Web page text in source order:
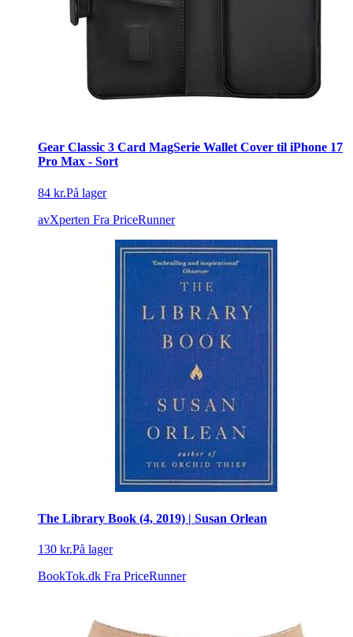
Gear Classic 3 Card MagSerie Wallet Cover til iPhone 17
Pro Max - Sort
84 kr.På lager
avXperten Fra PriceRunner
The Library Book (4, 2019) | Susan Orlean
130 kr.På lager
BookTok.dk Fra PriceRunner